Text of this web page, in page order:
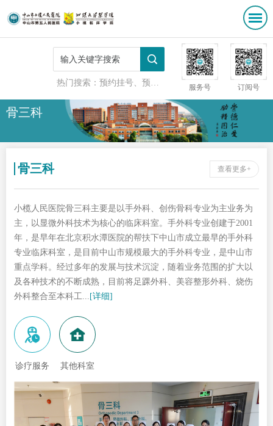
热门搜索：预约挂号、预防接种 服务号 订阅号
骨三科
查看更多+
骨三科
小榄人民医院骨三科主要是以手外科、创伤骨科专业为主业务为
主，以显微外科技术为核心的临床科室。手外科专业创建于2001
年，是早年在北京积水潭医院的帮扶下中山市成立最早的手外科
专业临床科室，是目前中山市规模最大的手外科专业，是中山市
重点学科。经过多年的发展与技术沉淀，随着业务范围的扩大以
及各种技术的不断成熟，目前将足踝外科、美容整形外科、烧伤
外科整合至本科工... [详细]
诊疗服务 其他科室